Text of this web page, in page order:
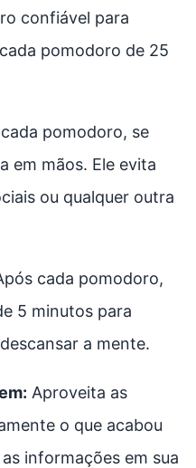
confiável para
pomodoro de 25
pomodoro, se
em mãos. Ele evita
ou qualquer outra
cada pomodoro,
5 minutos para
a mente.
Aproveita as
o que acabou
informações em sua